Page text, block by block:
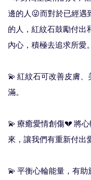
邊的人😜而對於已經遇
的人，紅紋石鼓勵付出
內心，積極去追求所愛。
💫 紅紋石可改善皮膚
滿。
💫 療癒愛情創傷💔 將
來，讓我們有重新付出
💫 平衡心輪能量，有